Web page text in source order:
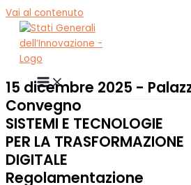
Vai al contenuto
15 dicembre 2025 -
Convegno
SISTEMI E TECNOLOGIE
PER LA TRASFORMAZIONE
DIGITALE
Regolamentazione